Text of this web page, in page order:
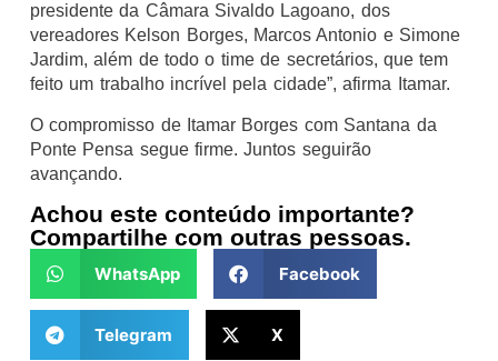
presidente da Câmara Sivaldo Lagoano, dos
vereadores Kelson Borges, Marcos Antonio e Simone
Jardim, além de todo o time de secretários, que tem
feito um trabalho incrível pela cidade”, afirma Itamar.
O compromisso de Itamar Borges com Santana da
Ponte Pensa segue firme. Juntos seguirão
avançando.
Achou este conteúdo importante?
Compartilhe com outras pessoas.
WhatsApp Facebook
Telegram X